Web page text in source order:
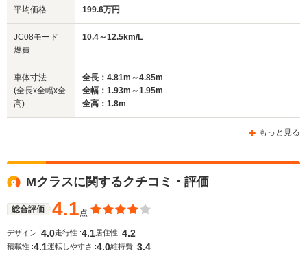
駆動方式
平均価格 199.6万円
JC08モード
燃費
10.4～12.5km/L
車体寸法
(全長x全幅x全
高)
全長：4.81m～4.85m
全幅：1.93m～1.95m
全高：1.8m
もっと見る
Mクラスに関するクチコミ・評価
総合評価 4.1点
デザイン :4.0走行性 :4.1居住性 :4.2
積載性 :4.1運転しやすさ :4.0維持費 :3.4